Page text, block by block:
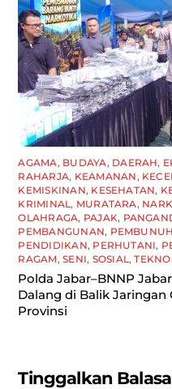
AGAMA, BUDAYA, DAERAH,
RAHARJA, KEAMANAN ,
KEMISKINAN, KESEHATAN,
KRIMINAL , MURATARA,
OLAHRAGA, PAJAK,
PEMBANGUNAN,
PENDIDIKAN, PERHUTANI,
RAGAM,SENI, SOSIAL ,
Polda Jabar–BNNP
Dalang di Balik Jaringan
Provinsi
Tinggalkan